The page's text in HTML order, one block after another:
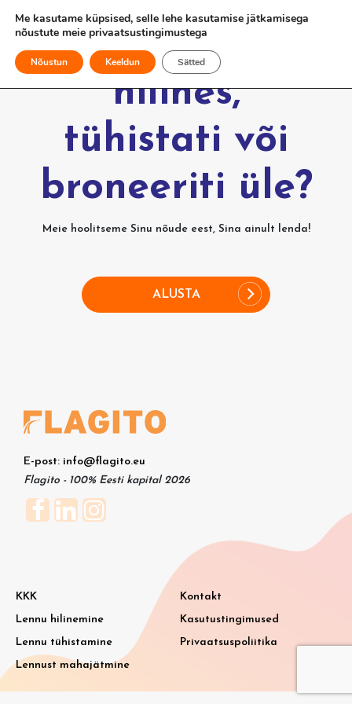
Kas Sinu lend
hilines,
tühistati või
broneeriti üle?
Meie hoolitseme Sinu nõude eest, Sina ainult lenda!
ALUSTA
E-post: info@flagito.eu
Flagito - 100% Eesti kapital 2026
KKK
Lennu hilinemine
Lennu tühistamine
Lennust mahajätmine
Kontakt
Kasutustingimused
Privaatsuspoliitika
Me kasutame küpsised, selle lehe kasutamise jätkamisega
nõustute meie privaatsustingimustega
Nõustun Keeldun Sätted